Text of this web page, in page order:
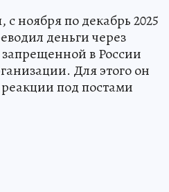
ноября по декабрь 2025
деньги через
в России
Для этого он
под постами